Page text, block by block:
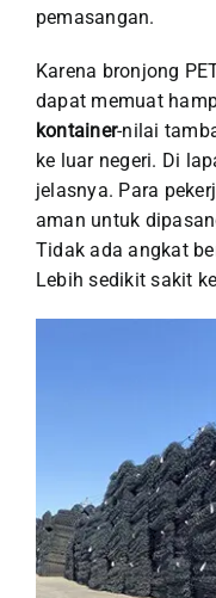
pemasangan.
Karena bronjong
dapat memuat
kontainer-nilai
ke luar negeri. Di
jelasnya. Para
aman untuk
Tidak ada angkat
Lebih sedikit sakit